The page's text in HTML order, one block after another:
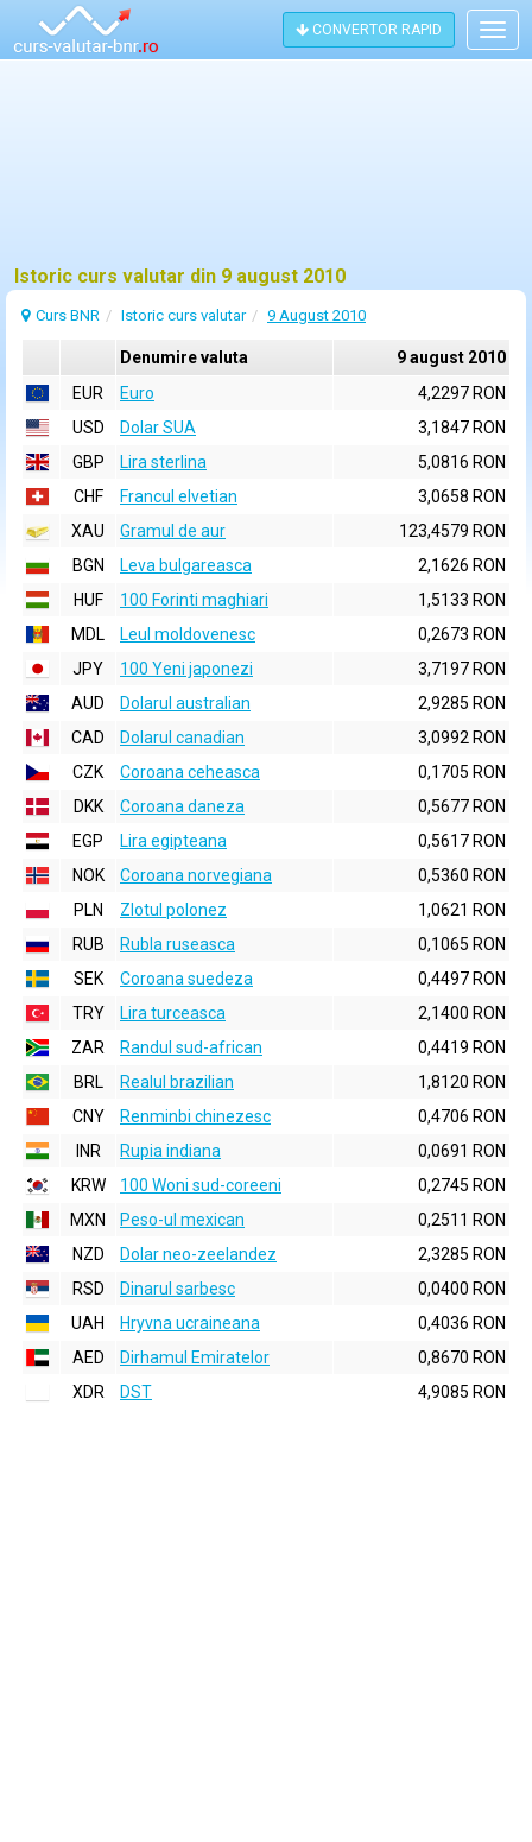
CONVERTOR RAPID
Istoric curs valutar din 9 august 2010
Curs BNR Istoric curs valutar 9 August 2010
Denumire valuta
9 august 2010
EUR
Euro
4,2297 RON
USD
Dolar SUA
3,1847 RON
GBP
Lira sterlina
5,0816 RON
CHF
Francul elvetian
3,0658 RON
XAU
Gramul de aur
123,4579 RON
BGN
Leva bulgareasca
2,1626 RON
HUF
100 Forinti maghiari
1,5133 RON
MDL
Leul moldovenesc
0,2673 RON
JPY
100 Yeni japonezi
3,7197 RON
AUD
Dolarul australian
2,9285 RON
CAD
Dolarul canadian
3,0992 RON
CZK
Coroana ceheasca
0,1705 RON
DKK
Coroana daneza
0,5677 RON
EGP
Lira egipteana
0,5617 RON
NOK
Coroana norvegiana
0,5360 RON
PLN
Zlotul polonez
1,0621 RON
RUB
Rubla ruseasca
0,1065 RON
SEK
Coroana suedeza
0,4497 RON
TRY
Lira turceasca
2,1400 RON
ZAR
Randul sud-african
0,4419 RON
BRL
Realul brazilian
1,8120 RON
CNY
Renminbi chinezesc
0,4706 RON
INR
Rupia indiana
0,0691 RON
KRW
100 Woni sud-coreeni
0,2745 RON
MXN
Peso-ul mexican
0,2511 RON
NZD
Dolar neo-zeelandez
2,3285 RON
RSD
Dinarul sarbesc
0,0400 RON
UAH
Hryvna ucraineana
0,4036 RON
AED
Dirhamul Emiratelor
0,8670 RON
XDR
DST 4,9085 RON